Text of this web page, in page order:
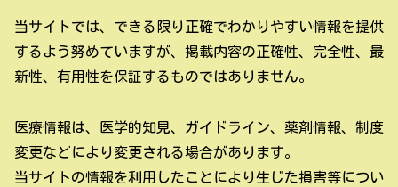
当サイトでは、できる限り正確でわかりやすい情報を提供
するよう努めていますが、掲載内容の正確性、完全性、最
新性、有用性を保証するものではありません。
医療情報は、医学的知見、ガイドライン、薬剤情報、制度
変更などにより変更される場合があります。
当サイトの情報を利用したことにより生じた損害等につい